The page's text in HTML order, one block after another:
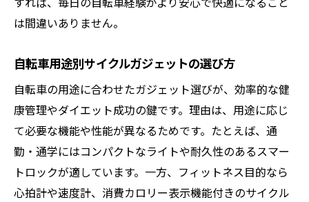
すれば、毎日の自転車経験がより安心で快適になること
は間違いありません。
自転車用途別サイクルガジェットの選び方
自転車の用途に合わせたガジェット選びが、効率的な健
康管理やダイエット成功の鍵です。理由は、用途に応じ
て必要な機能や性能が異なるためです。たとえば、通
勤・通学にはコンパクトなライトや耐久性のあるスマー
トロックが適しています。一方、フィットネス目的なら
心拍計や速度計、消費カロリー表示機能付きのサイクル